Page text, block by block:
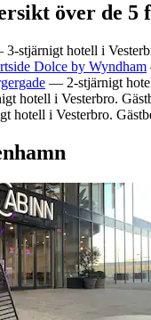
över de 5
stjärnigt hotell i
Dolce by Wyndham
— 2-stjärnigt
hotell i Vesterbro.
hotell i Vesterbro.